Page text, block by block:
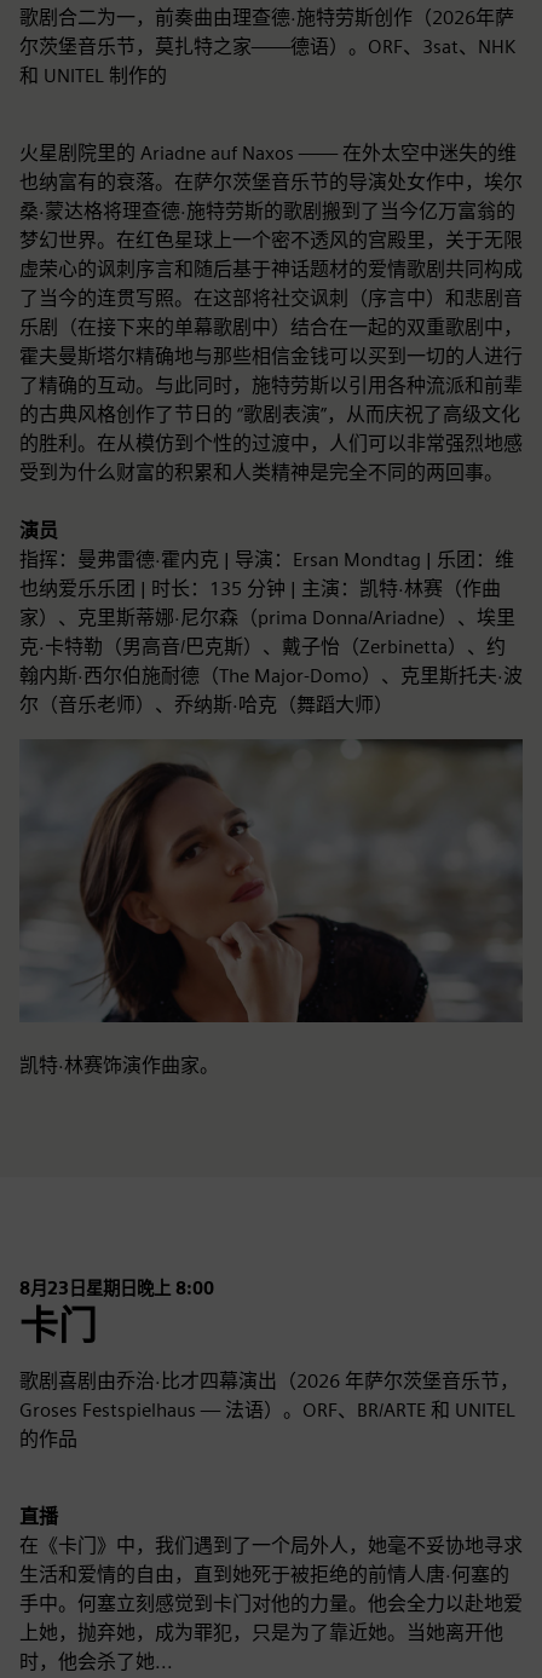
歌剧合二为一，前奏曲由理查德·施特劳斯创作（2026年萨
尔茨堡音乐节，莫扎特之家——德语）。ORF、3sat、NHK
和 UNITEL 制作的
火星剧院里的 Ariadne auf Naxos —— 在外太空中迷失的维
也纳富有的衰落。在萨尔茨堡音乐节的导演处女作中，埃尔
桑·蒙达格将理查德·施特劳斯的歌剧搬到了当今亿万富翁的
梦幻世界。在红色星球上一个密不透风的宫殿里，关于无限
虚荣心的讽刺序言和随后基于神话题材的爱情歌剧共同构成
了当今的连贯写照。在这部将社交讽刺（序言中）和悲剧音
乐剧（在接下来的单幕歌剧中）结合在一起的双重歌剧中，
霍夫曼斯塔尔精确地与那些相信金钱可以买到一切的人进行
了精确的互动。与此同时，施特劳斯以引用各种流派和前辈
的古典风格创作了节日的 “歌剧表演”，从而庆祝了高级文化
的胜利。在从模仿到个性的过渡中，人们可以非常强烈地感
受到为什么财富的积累和人类精神是完全不同的两回事。
演员
指挥：曼弗雷德·霍内克 | 导演：Ersan Mondtag | 乐团：维
也纳爱乐乐团 | 时长：135 分钟 | 主演：凯特·林赛（作曲
家）、克里斯蒂娜·尼尔森（prima Donna/Ariadne）、埃里
克·卡特勒（男高音/巴克斯）、戴子怡（Zerbinetta）、约
翰内斯·西尔伯施耐德（The Major-Domo）、克里斯托夫·波
尔（音乐老师）、乔纳斯·哈克（舞蹈大师）
凯特·林赛饰演作曲家。
8月23日星期日晚上 8:00
卡门
歌剧喜剧由乔治·比才四幕演出（2026 年萨尔茨堡音乐节，
Groses Festspielhaus — 法语）。ORF、BR/ARTE 和 UNITEL
的作品
直播
在《卡门》中，我们遇到了一个局外人，她毫不妥协地寻求
生活和爱情的自由，直到她死于被拒绝的前情人唐·何塞的
手中。何塞立刻感觉到卡门对他的力量。他会全力以赴地爱
上她，抛弃她，成为罪犯，只是为了靠近她。当她离开他
时，他会杀了她...